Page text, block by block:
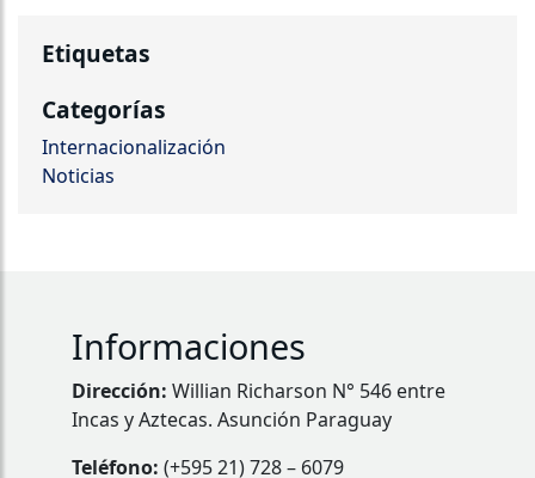
Etiquetas
Categorías
Internacionalización
Noticias
Informaciones
Dirección: Willian Richarson N° 546 entre
Incas y Aztecas. Asunción Paraguay
Teléfono: (+595 21) 728 – 6079